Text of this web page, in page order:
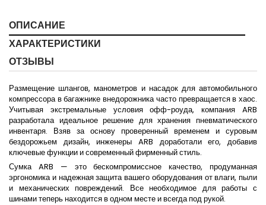
ОПИСАНИЕ
ХАРАКТЕРИСТИКИ
ОТЗЫВЫ
Размещение шлангов, манометров и насадок для автомобильного
компрессора в багажнике внедорожника часто превращается в хаос.
Учитывая экстремальные условия офф-роуда, компания ARB
разработала идеальное решение для хранения пневматического
инвентаря. Взяв за основу проверенный временем и суровым
бездорожьем дизайн, инженеры ARB доработали его, добавив
ключевые функции и современный фирменный стиль.
Сумка ARB — это бескомпромиссное качество, продуманная
эргономика и надежная защита вашего оборудования от влаги, пыли
и механических повреждений. Все необходимое для работы с
шинами теперь находится в одном месте и всегда под рукой.